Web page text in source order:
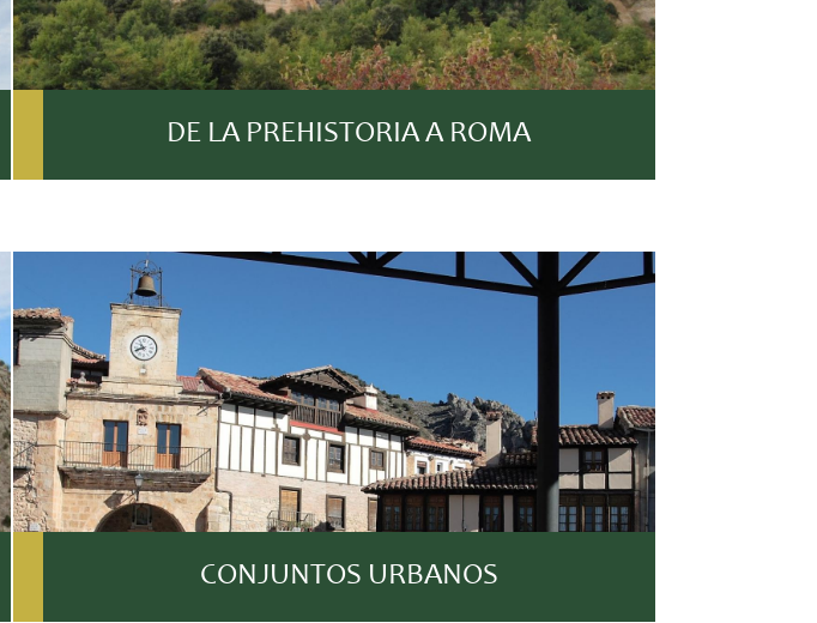
DE LA PREHISTORIA A ROMA
CONJUNTOS URBANOS